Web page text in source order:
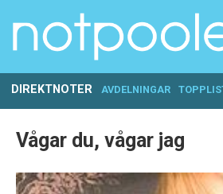
DIREKTNOTER AVDELNINGAR
Vågar du, vågar jag